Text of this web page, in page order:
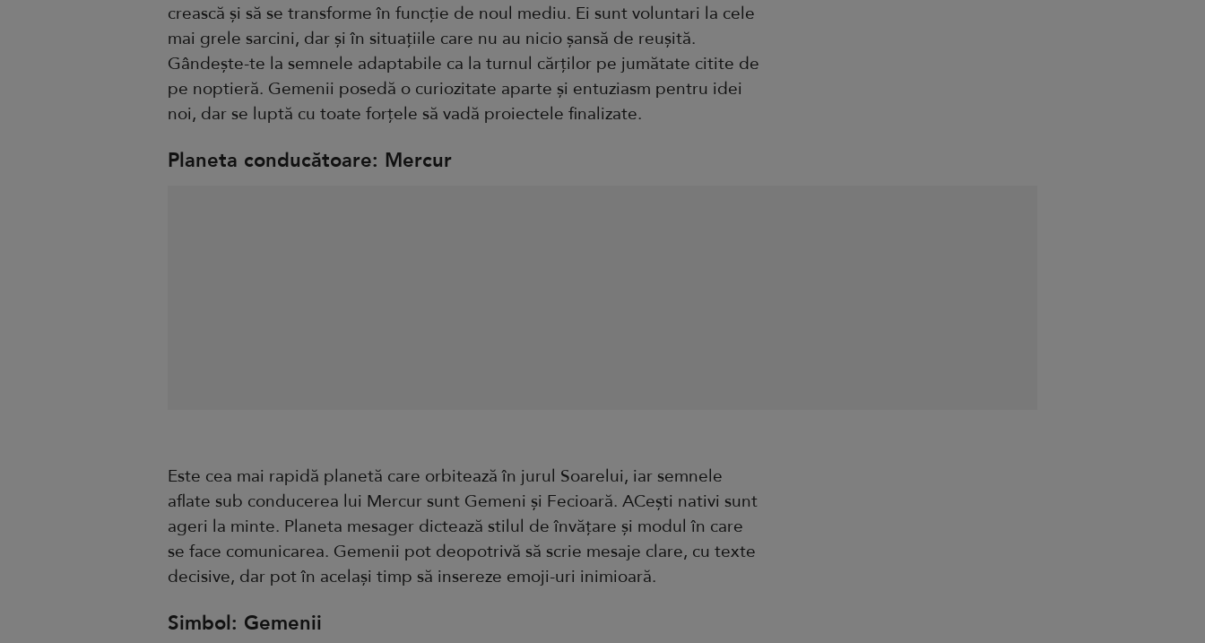
crească și să se transforme în funcție de noul mediu. Ei sunt voluntari la cele
mai grele sarcini, dar și în situațiile care nu au nicio șansă de reușită.
Gândește-te la semnele adaptabile ca la turnul cărților pe jumătate citite de
pe noptieră. Gemenii posedă o curiozitate aparte și entuziasm pentru idei
noi, dar se luptă cu toate forțele să vadă proiectele finalizate.
Planeta conducătoare: Mercur
Este cea mai rapidă planetă care orbitează în jurul Soarelui, iar semnele
aflate sub conducerea lui Mercur sunt Gemeni și Fecioară. ACești nativi sunt
ageri la minte. Planeta mesager dictează stilul de învățare și modul în care
se face comunicarea. Gemenii pot deopotrivă să scrie mesaje clare, cu texte
decisive, dar pot în același timp să insereze emoji-uri inimioară.
Simbol: Gemenii